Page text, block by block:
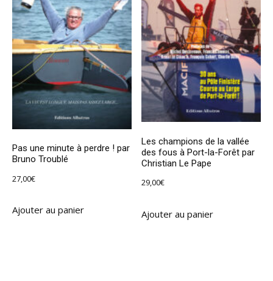
Pas une minute à perdre ! par
Bruno Troublé
27,00€
Ajouter au panier
Les champions de la vallée
des fous à Port-la-Forêt par
Christian Le Pape
29,00€
Ajouter au panier